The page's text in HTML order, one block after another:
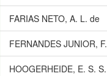
FARIAS NETO, A. L. de
FERNANDES JUNIOR, F.
HOOGERHEIDE, E. S. S.